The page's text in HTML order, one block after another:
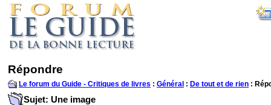
Répondre
Le forum du Guide - Critiques de livres : Général : De tout et de rien :
Sujet: Une image